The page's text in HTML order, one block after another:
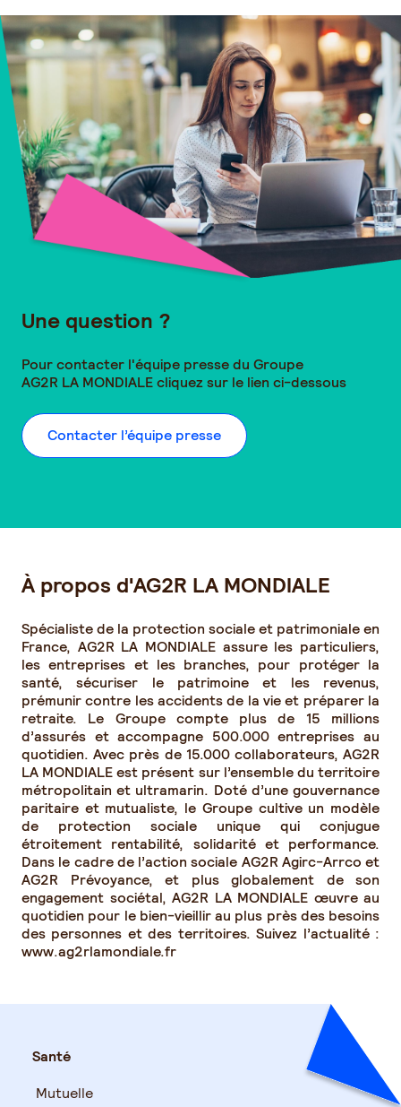
Une question ?
Pour contacter l'équipe presse du Groupe
AG2R LA MONDIALEcliquez sur le lien ci-dessous
Contacter l’équipe presse
À propos d'AG2R LA MONDIALE
Spécialiste de la protection sociale et patrimoniale en
France, AG2R LA MONDIALE assure les particuliers,
les entreprises et les branches, pour protéger la
santé, sécuriser le patrimoine et les revenus,
prémunir contre les accidents de la vie et préparer la
retraite. Le Groupe compte plus de 15 millions
d’assurés et accompagne 500.000 entreprises au
quotidien. Avec près de 15.000 collaborateurs, AG2R
LA MONDIALE est présent sur l’ensemble du territoire
métropolitain et ultramarin. Doté d’une gouvernance
paritaire et mutualiste, le Groupe cultive un modèle
de protection sociale unique qui conjugue
étroitement rentabilité, solidarité et performance.
Dans le cadre de l’action sociale AG2R Agirc-Arrco et
AG2R Prévoyance, et plus globalement de son
engagement sociétal, AG2R LA MONDIALE œuvre au
quotidien pour le bien-vieillir au plus près des besoins
des personnes et des territoires. Suivez l’actualité :
www.ag2rlamondiale.fr
Santé
Mutuelle